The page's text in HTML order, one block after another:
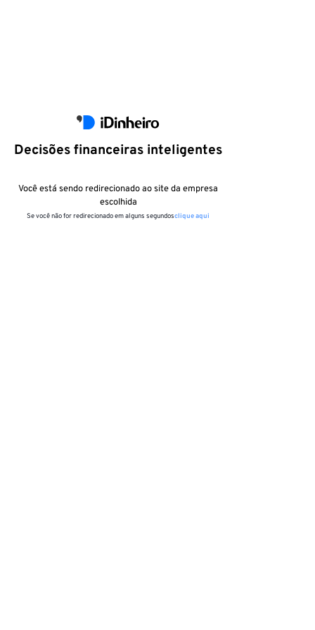
Decisões financeiras inteligentes
Você está sendo redirecionado ao site da empresa
escolhida
Se você não for redirecionado em alguns segundosclique aqui